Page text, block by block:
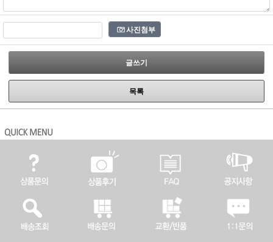
사진첨부
글쓰기
목록